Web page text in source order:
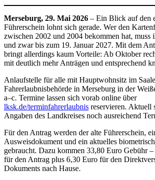
Merseburg, 29. Mai 2026 – Ein Blick auf den
Führerschein lohnt sich gerade. Wer den
zwischen 2002 und 2004 bekommen hat, muss
und zwar bis zum 19. Januar 2027. Mit dem
bringt allerdings kaum Vorteile: Ab Oktober
mit deutlich mehr Anträgen und entsprechend
Anlaufstelle für alle mit Hauptwohnsitz im
Fahrerlaubnisbehörde in Merseburg in der
a–c. Termine lassen sich vorab online über
lksk.de/terminfahrerlaubnis reservieren. Aktuell
Angaben des Landkreises noch ausreichend
Für den Antrag werden der alte Führerschein,
Ausweisdokument und ein aktuelles
gebraucht. Dazu kommen 33,80 Euro Gebühr
für den Antrag plus 6,30 Euro für den
Dokuments nach Hause.